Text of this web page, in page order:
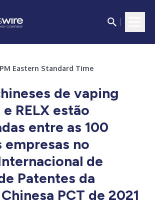
PM Eastern Standard Time
de vaping
e RELX estão
entre as 100
empresas no
de
Patentes da
PCT de 2021